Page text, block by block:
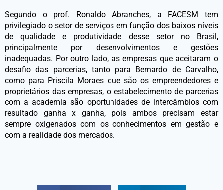
Segundo o prof. Ronaldo Abranches, a FACESM tem
privilegiado o setor de serviços em função dos baixos níveis
de qualidade e produtividade desse setor no Brasil,
principalmente por desenvolvimentos e gestões
inadequadas. Por outro lado, as empresas que aceitaram o
desafio das parcerias, tanto para Bernardo de Carvalho,
como para Priscila Moraes que são os empreendedores e
proprietários das empresas, o estabelecimento de parcerias
com a academia são oportunidades de intercâmbios com
resultado ganha x ganha, pois ambos precisam estar
sempre oxigenados com os conhecimentos em gestão e
com a realidade dos mercados.